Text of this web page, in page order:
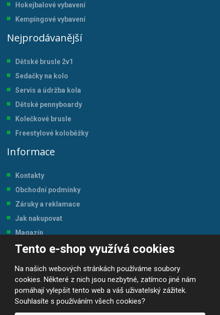
Tento e-shop využívá cookies
Na našich webových stránkách používáme soubory
cookies. Některé z nich jsou nezbytné, zatímco jiné nám
pomáhají vylepšit tento web a váš uživatelský zážitek.
Souhlasíte s používáním všech cookies?
Hokejbalové vybavení
Kempingové vybavení
Nejprodávanější
Dětské brusle 2v1
Sedačky na kolo
Servis a údržba kola
Dětské pennyboardy
Kolečkové brusle
Freestylové koloběžky
Informace
Kontakty
Obchodní podmínky
Záruky a reklamace
Jak nakupovat
Magazín
Tabulka velikostí
© 2026, JP-SPORT.CZ SPORTOVNÍ POTŘEBY
Prohlášení o přístupnosti |Mapa stránek ||GDPR